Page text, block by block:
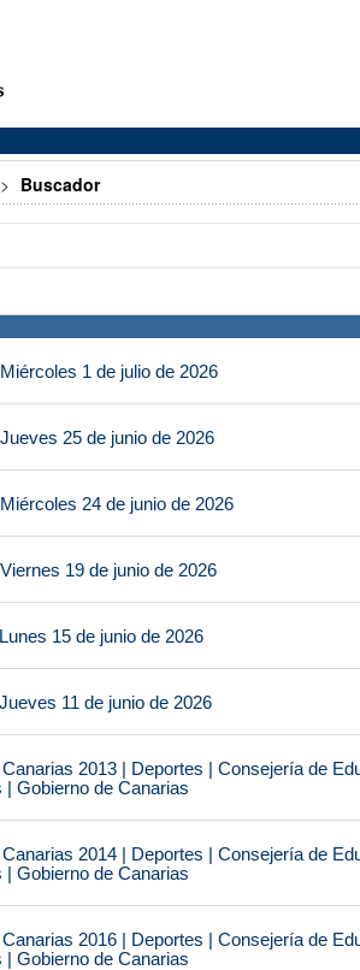
> Buscador
1 de julio de 2026
25 de junio de 2026
24 de junio de 2026
19 de junio de 2026
15 de junio de 2026
11 de junio de 2026
2013 | Deportes | Consejería de
Gobierno de Canarias
2014 | Deportes | Consejería de
Gobierno de Canarias
2016 | Deportes | Consejería de
Gobierno de Canarias